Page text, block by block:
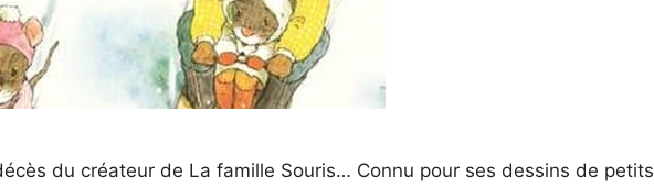
du créateur de La famille Souris… Connu pour ses dessins de petits